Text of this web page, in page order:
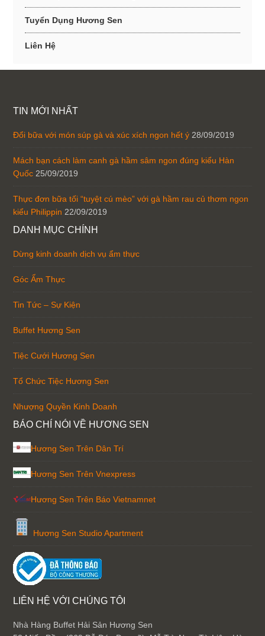
Tuyển Dụng Hương Sen
Liên Hệ
TIN MỚI NHẤT
Đổi bữa với món súp gà và xúc xích ngon hết ý 28/09/2019
Mách bạn cách làm canh gà hầm sâm ngon đúng kiểu Hàn
Quốc 25/09/2019
Thực đơn bữa tối “tuyệt cú mèo” với gà hầm rau củ thơm ngon
kiểu Philippin 22/09/2019
DANH MỤC CHÍNH
Dừng kinh doanh dịch vụ ẩm thực
Góc Ẩm Thực
Tin Tức – Sự Kiện
Buffet Hương Sen
Tiệc Cưới Hương Sen
Tổ Chức Tiệc Hương Sen
Nhượng Quyền Kinh Doanh
BÁO CHÍ NÓI VỀ HƯƠNG SEN
Hương Sen Trên Dân Trí
Hương Sen Trên Vnexpress
Hương Sen Trên Báo Vietnamnet
Hương Sen Studio Apartment
LIÊN HỆ VỚI CHÚNG TÔI
Nhà Hàng Buffet Hải Sản Hương Sen